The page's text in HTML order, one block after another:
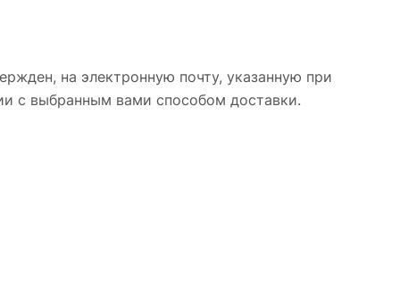
на электронную почту, указанную при
с выбранным вами способом доставки.